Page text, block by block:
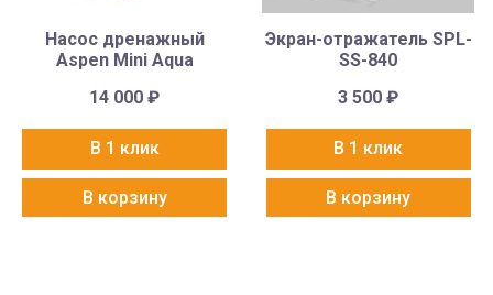
Насос дренажный
Aspen Mini Aqua
14 000₽
В 1 клик
В корзину
Экран-отражатель SPL-
SS-840
3 500₽
В 1 клик
В корзину